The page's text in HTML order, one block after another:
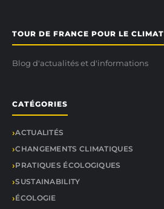
TOUR DE FRANCE POUR LE CLIMAT
Blog d'actualités et d'informations
CATÉGORIES
ACTUALITÉS
CHANGEMENTS CLIMATIQUES
PRATIQUES ÉCOLOGIQUES
SUSTAINABILITY
ÉCOLOGIE